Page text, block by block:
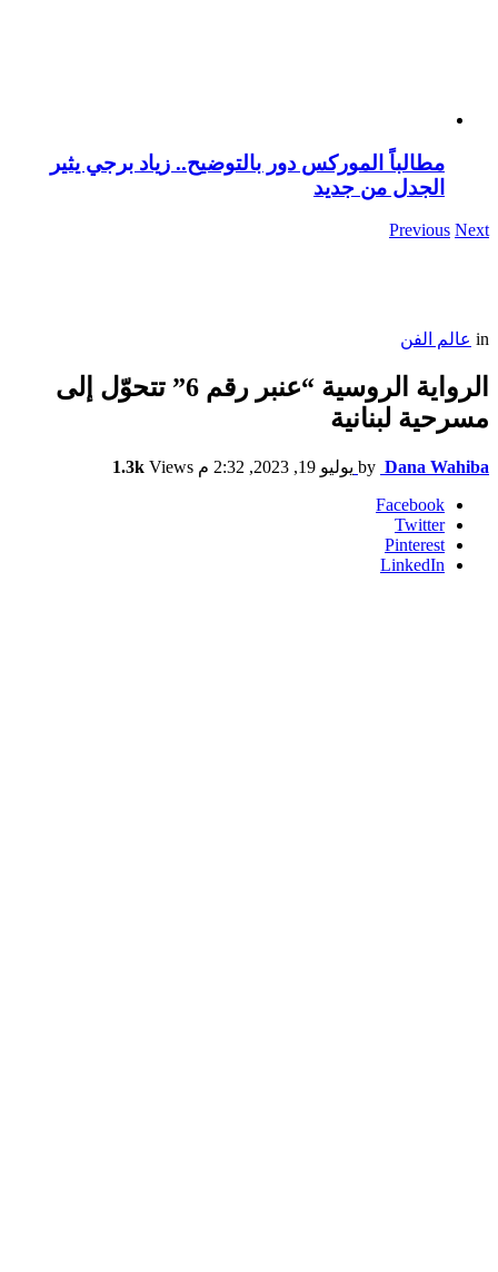
مطالباً الموركس دور بالتوضيح.. زياد برجي يثير
الجدل من جديد
Previous Next
in عالم الفن
الرواية الروسية “عنبر رقم 6” تتحوّل إلى
مسرحية لبنانية
by Dana Wahiba يوليو 19, 2023, 2:32 م 1.3k Views
Facebook
Twitter
Pinterest
LinkedIn